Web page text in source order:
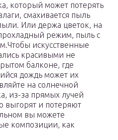
который может потерять
смахивается пыль
Или держа цветок, на
режим, пыль с
искусственные
красивыми не
балконе, где
дождь может их
на солнечной
из-за прямых лучей
выгорят и потеряют
вы можете
композиции, как